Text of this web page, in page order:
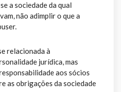
a sociedade da qual
não adimplir o que a
relacionada à
jurídica, mas
aos sócios
as obrigações da sociedade